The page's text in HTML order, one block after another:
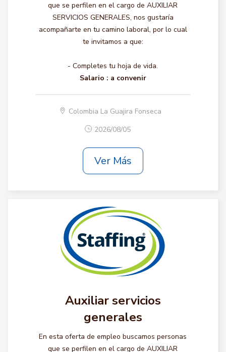
que se perfilen en el cargo de AUXILIAR
SERVICIOS GENERALES, nos gustaría
acompañarte en tu camino laboral, por lo cual
te invitamos a que:
- Completes tu hoja de vida.
Salario : a convenir
Colombia La Guajira Fonseca
2026/08/05
Ver Más
Auxiliar servicios
generales
En esta oferta de empleo buscamos personas
que se perfilen en el cargo de AUXILIAR